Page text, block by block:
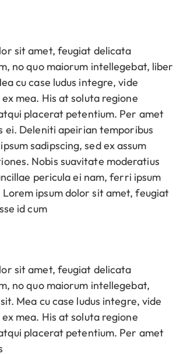
sit amet, feugiat delicata
no quo maiorum intellegebat, liber
cu case ludus integre, vide
mea. His at soluta regione
placerat petentium. Per amet
ei. Deleniti apeirian temporibus
sadipscing, sed ex assum
Nobis suavitate moderatius
pericula ei nam, ferri ipsum
ipsum dolor sit amet, feugiat
id cum
sit amet, feugiat delicata
no quo maiorum intellegebat,
Mea cu case ludus integre, vide
mea. His at soluta regione
placerat petentium. Per amet